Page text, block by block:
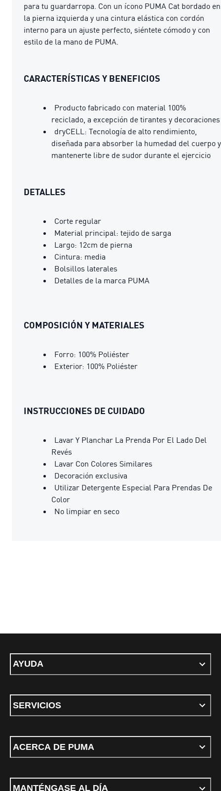
para tu guardarropa. Con un ícono PUMA Cat bordado en
la pierna izquierda y una cintura elástica con cordón
interno para un ajuste perfecto, siéntete cómodo y con
estilo de la mano de PUMA.
CARACTERÍSTICAS Y BENEFICIOS
Producto fabricado con material 100%
reciclado, a excepción de tirantes y decoraciones
dryCELL: Tecnología de alto rendimiento,
diseñada para absorber la humedad del cuerpo y
mantenerte libre de sudor durante el ejercicio
DETALLES
Corte regular
Material principal: tejido de sarga
Largo: 12cm de pierna
Cintura: media
Bolsillos laterales
Detalles de la marca PUMA
COMPOSICIÓN Y MATERIALES
Forro: 100% Poliéster
Exterior: 100% Poliéster
INSTRUCCIONES DE CUIDADO
Lavar Y Planchar La Prenda Por El Lado Del
Revés
Lavar Con Colores Similares
Decoración exclusiva
Utilizar Detergente Especial Para Prendas De
Color
No limpiar en seco
AYUDA
SERVICIOS
ACERCA DE PUMA
MANTÉNGASE AL DÍA